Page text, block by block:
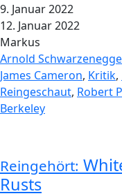
9. Januar 2022
12. Januar 2022
Markus
Arnold
James Cameron, Kritik,
Reingeschaut, Robert
Berkeley
Reingehört:
Rusts